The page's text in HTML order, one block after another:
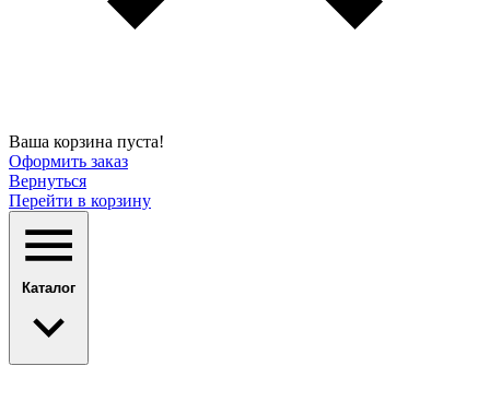
Ваша корзина пуста!
Оформить заказ
Вернуться
Перейти в корзину
Каталог